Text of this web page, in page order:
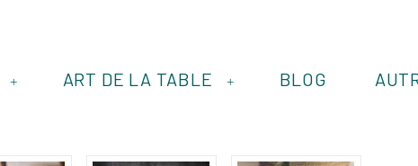
+ +
ART DE LA TABLE BLOG